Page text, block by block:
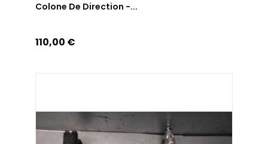
Colone De Direction -...
Prix
110,00 €